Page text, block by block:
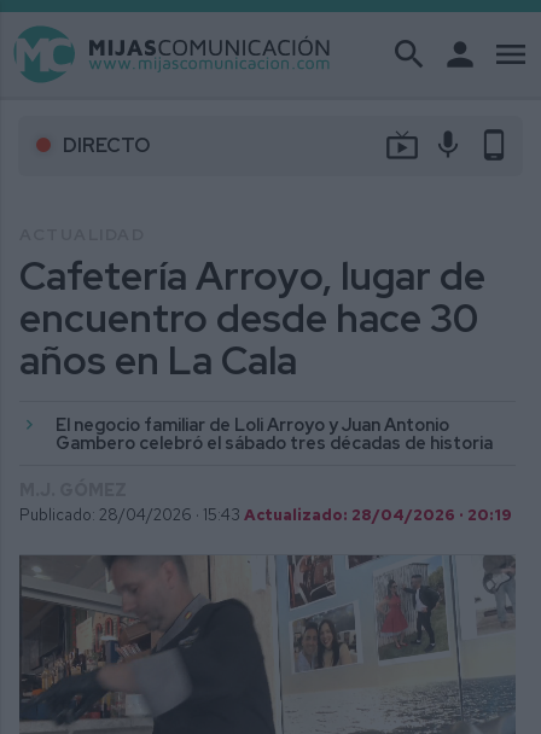
search person menu
DIRECTO live_tv mic phone_android
Cafetería Arroyo, lugar de
encuentro desde hace 30
años en La Cala
El negocio familiar de Loli Arroyo y Juan Antonio
Gambero celebró el sábado tres décadas de historia
Publicado: 28/04/2026 · 15:43 Actualizado: 28/04/2026 · 20:19